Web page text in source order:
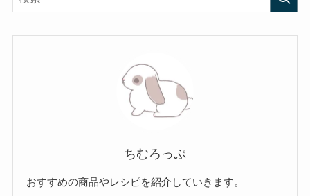
ちむろっぷ
おすすめの商品やレシピを紹介していきます。